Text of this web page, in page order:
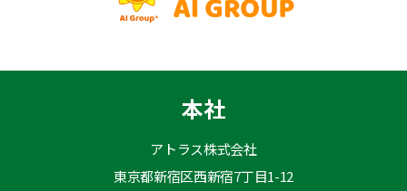
本社
アトラス株式会社
東京都新宿区西新宿7丁目1-12